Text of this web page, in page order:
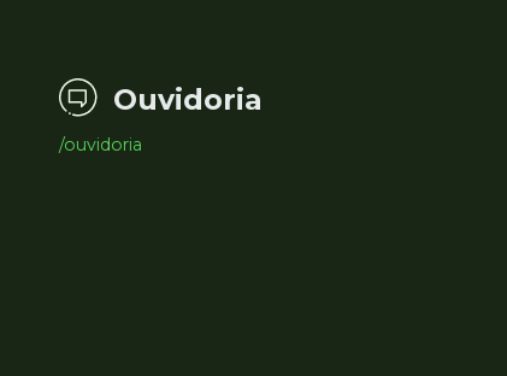
Ouvidoria
/ouvidoria